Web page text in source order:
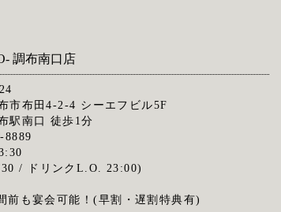
調布南口店
市布田4-2-4 シーエフビル5F
駅南口 徒歩1分
8889
/ ドリンクL.O. 23:00)
前も宴会可能！(早割・遅割特典有)